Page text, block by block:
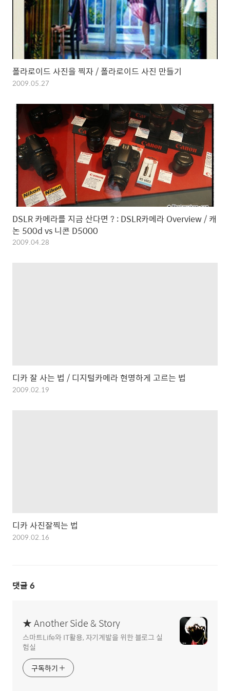
폴라로이드 사진을 찍자 / 폴라로이드 사진 만들기
2009.05.27
DSLR 카메라를 지금 산다면 ? : DSLR카메라 Overview / 캐
논 500d vs 니콘 D5000
2009.04.28
디카 잘 사는 법 / 디지털카메라 현명하게 고르는 법
2009.02.19
디카 사진잘찍는 법
2009.02.16
댓글 6
★ Another Side & Story
스마트Life와 IT활용, 자기계발을 위한 블로그 실
험실
구독하기